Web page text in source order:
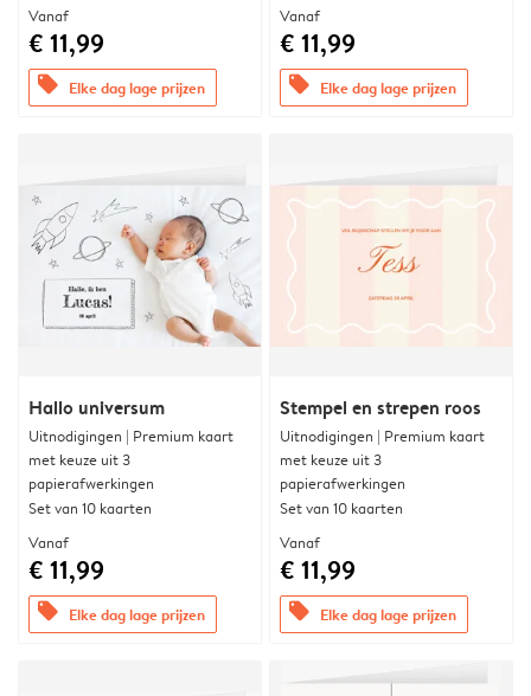
Vanaf
€ 11,99
offers Elke dag lage prijzen
Vanaf
€ 11,99
offers Elke dag lage prijzen
Hallo universum
Uitnodigingen | Premium kaart
met keuze uit 3
papierafwerkingen
Set van 10 kaarten
Vanaf
€ 11,99
offers Elke dag lage prijzen
Stempel en strepen roos
Uitnodigingen | Premium kaart
met keuze uit 3
papierafwerkingen
Set van 10 kaarten
Vanaf
€ 11,99
offers Elke dag lage prijzen